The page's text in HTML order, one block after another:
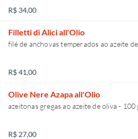
R$ 34,00
Filletti di Alici all'Olio
R$ 41,00
Olive Nere Azapa all'Olio
R$ 27,00